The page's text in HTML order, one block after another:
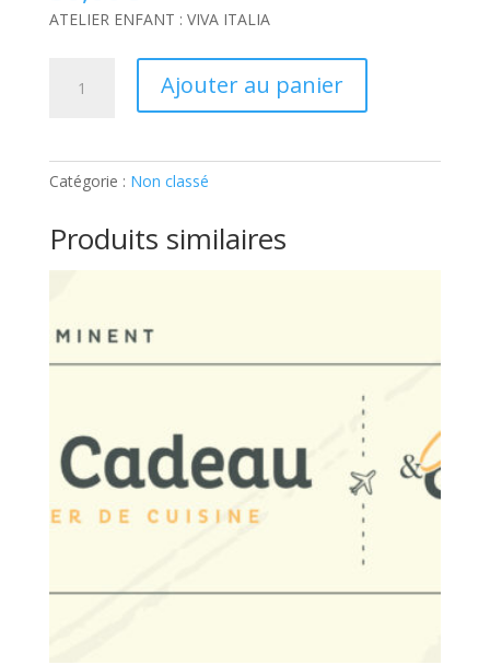
ATELIER ENFANT : VIVA ITALIA
Ticket
Ajouter au panier
Catégorie : Non classé
Produits similaires